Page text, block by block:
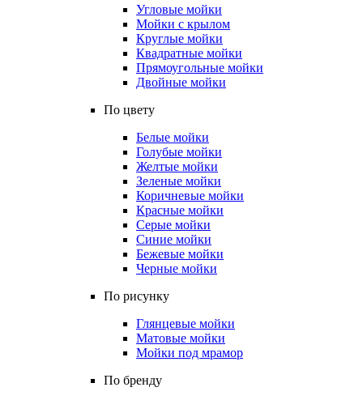
Угловые мойки
Мойки с крылом
Круглые мойки
Квадратные мойки
Прямоугольные мойки
Двойные мойки
По цвету
Белые мойки
Голубые мойки
Желтые мойки
Зеленые мойки
Коричневые мойки
Красные мойки
Серые мойки
Синие мойки
Бежевые мойки
Черные мойки
По рисунку
Глянцевые мойки
Матовые мойки
Мойки под мрамор
По бренду